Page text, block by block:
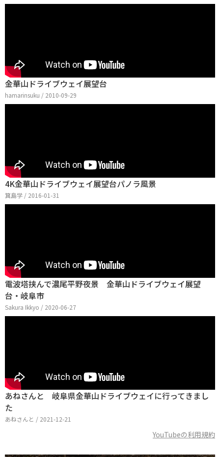
金華山ドライブウェイ展望台
hamarinsuku / 2010-09-29
4K金華山ドライブウェイ展望台パノラ風景
箕島学 / 2016-01-31
電波塔挟んで濃尾平野夜景 金華山ドライブウェイ展望
台・岐阜市
Sakura Ikkyo / 2020-06-27
あねさんと 岐阜県金華山ドライブウェイに行ってきまし
た
あねさんと / 2021-12-21
YouTubeの利用規約